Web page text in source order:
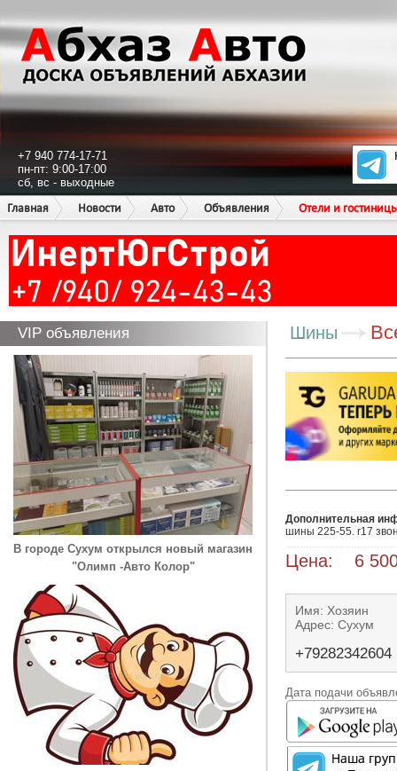
+7 940 774-17-71
пн-пт: 9:00-17:00
сб, вс - выходные
Главная
Новости Авто Объявления Отели и
VIP объявления
В городе Сухум открылся новый магазин
"Олимп -Авто Колор"
Шины
Дополнительная
шины 225-55. r17
Цена: 6
Имя: Хозяин
Адрес: Сухум
+79282342604
Дата подачи